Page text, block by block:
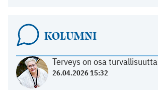
KOLUMNI
Terveys on osa turvallisuutta
26.04.2026 15:32